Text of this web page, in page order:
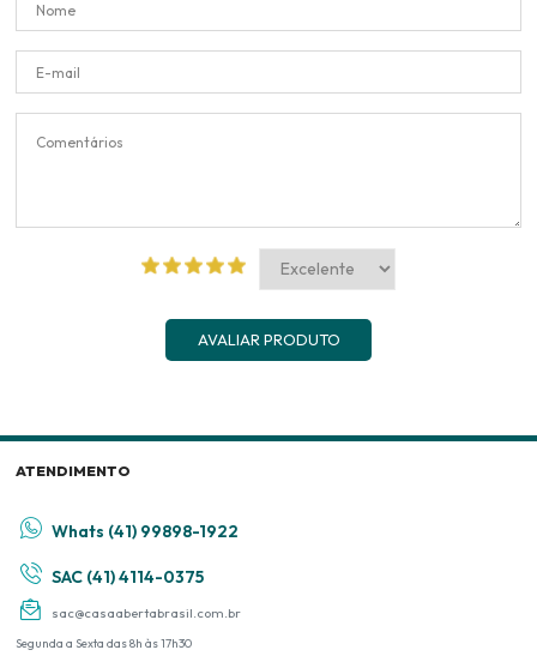
AVALIAR PRODUTO
ATENDIMENTO
Whats (41) 99898-1922
SAC (41) 4114-0375
sac@casaabertabrasil.com.br
Segunda a Sexta das 8h às 17h30